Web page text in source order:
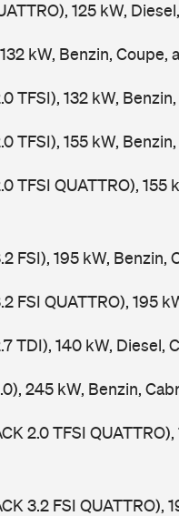
125 kW,
kW, Benzin, Coupe,
TFSI), 132 kW,
TFSI), 155 kW,
TFSI QUATTRO),
FSI), 195 kW, Benzin,
FSI QUATTRO), 195
TDI), 140 kW, Diesel,
245 kW, Benzin,
2.0 TFSI
3.2 FSI QUATTRO),